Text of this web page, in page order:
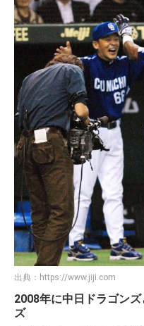
出典： https://www.jiji.com
2008年に中日ドラゴン
ズ